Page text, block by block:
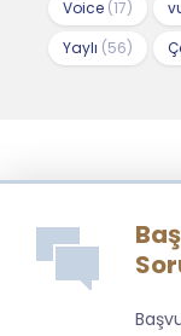
Voice (17)
Yaylı (56)